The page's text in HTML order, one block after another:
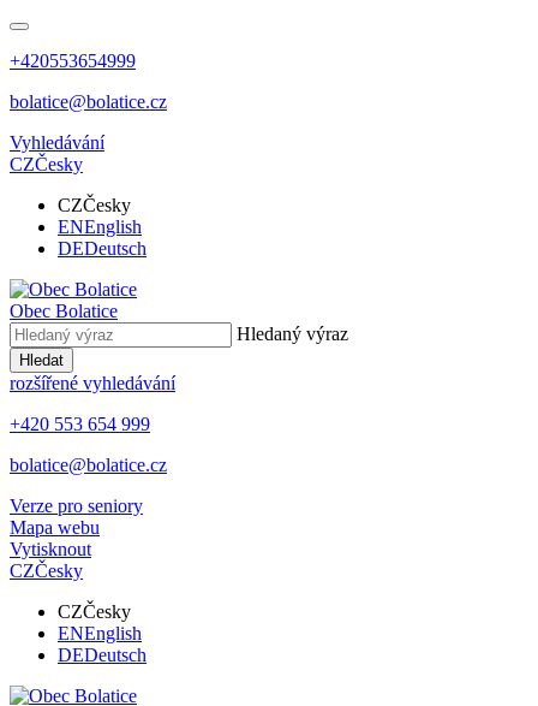
+420553654999
bolatice@bolatice.cz
Vyhledávání
CZČesky
CZČesky
ENEnglish
DEDeutsch
Obec Bolatice
Hledaný výraz
Hledat
rozšířené vyhledávání
+420 553 654 999
bolatice@bolatice.cz
Verze pro seniory
Mapa webu
Vytisknout
CZČesky
CZČesky
ENEnglish
DEDeutsch